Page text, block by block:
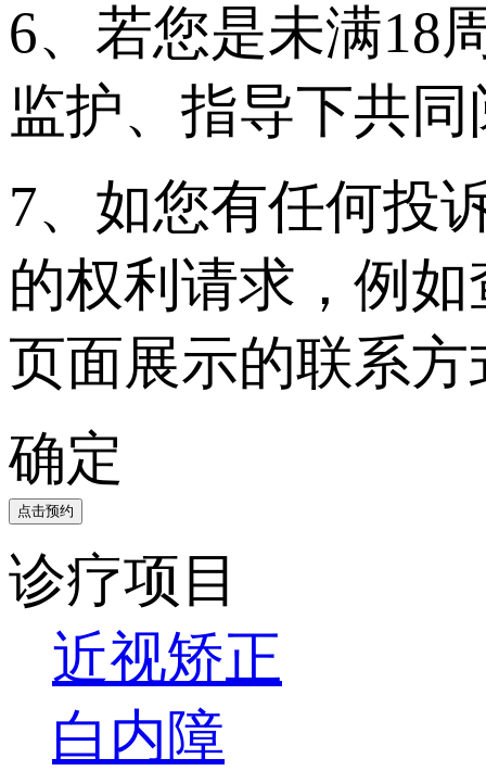
6、若您是未满18
监护、指导下共
7、如您有任何投
的权利请求，例
页面展示的联系
确定
点击预约
诊疗项目
近视矫正
白内障